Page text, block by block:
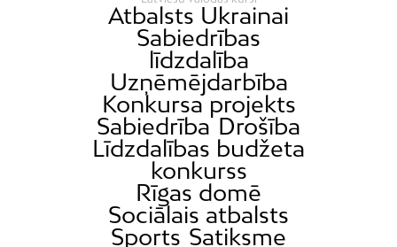
Atbalsts Ukrainai
Sabiedrības
līdzdalība
Uzņēmējdarbība
Konkursa projekts
Sabiedrība Drošība
Līdzdalības budžeta
konkurss
Rīgas domē
Sociālais atbalsts
Sports Satiksme